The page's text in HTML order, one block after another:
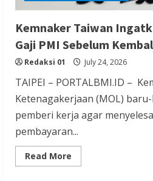
Kemnaker Taiwan
Gaji PMI Sebelum
Redaksi 01 July 24, 2026
TAIPEI – PORTALBMI.ID –
Ketenagakerjaan (MOL)
pemberi kerja agar
pembayaran...
Read More
more